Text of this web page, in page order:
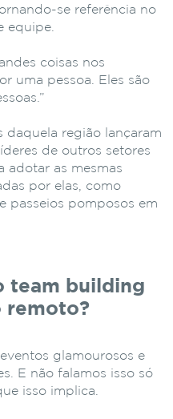
se referência no
equipe.
coisas nos
uma pessoa. Eles são
daquela região lançaram
de outros setores
adotar as mesmas
por elas, como
passeios pomposos em
team building
remoto?
glamourosos e
E não falamos isso só
isso implica.